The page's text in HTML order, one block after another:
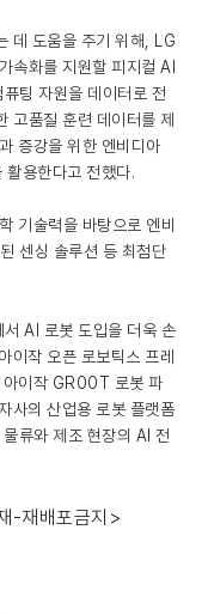
데 도움을 주기 위해, LG
속화를 지원할 피지컬 AI
팅 자원을 데이터로 전
고품질 훈련 데이터를 제
증강을 위한 엔비디아
용한다고 전했다.
기술력을 바탕으로 엔비
센싱 솔루션 등 최첨단
AI 로봇 도입을 더욱 손
이작 오픈 로보틱스 프레
아이작 GR00T 로봇 파
사의 산업용 로봇 플랫폼
류와 제조 현장의 AI 전
-재배포금지>